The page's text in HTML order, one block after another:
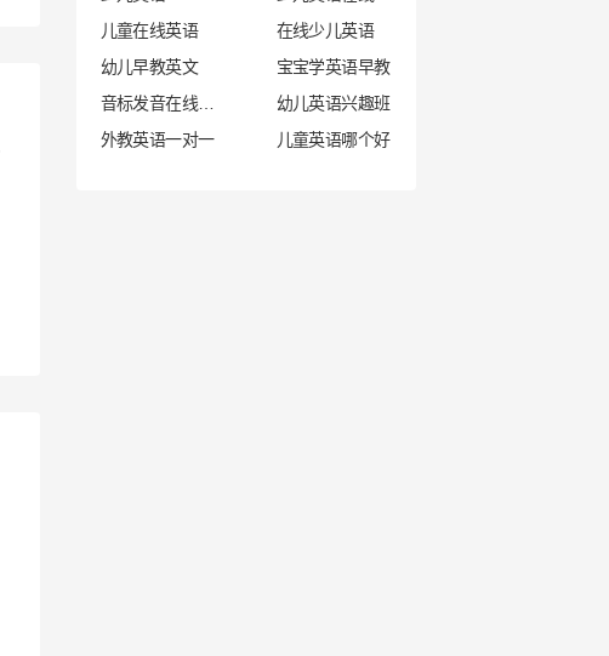
儿童在线英语
在线少儿英语
幼儿早教英文
宝宝学英语早教
幼儿英语兴趣班
外教英语一对一
儿童英语哪个好